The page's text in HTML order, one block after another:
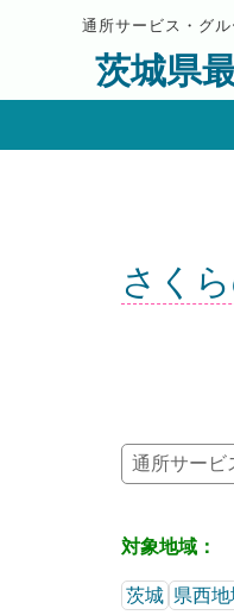
通所サービス・グ
茨城県
さく
通所サービ
対象地域：
茨城 県西